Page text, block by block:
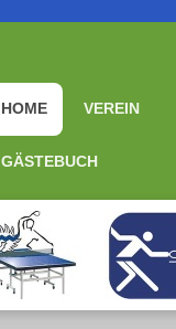
HOME VEREIN
GÄSTEBUCH